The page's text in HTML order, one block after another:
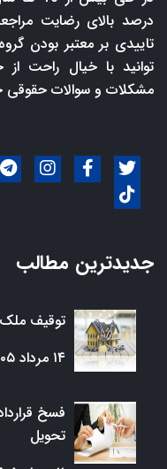
درصد بالای رضایت
تاییدی بر معتبر بودن
توانید با خیال راحت
مشکلات و سوالات حقوقی
جدیدترین مطالب
توقیف
۱۴ مرداد ۱۴۰۵
فسخ
تحویل